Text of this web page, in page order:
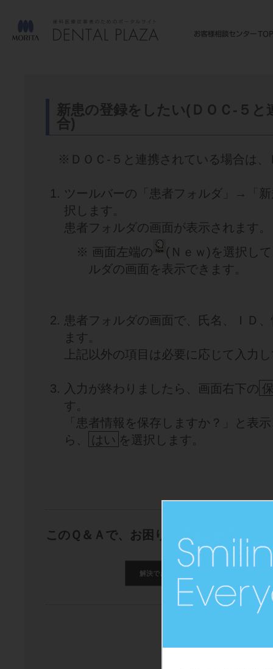
新患の登録をしたい(ＤＯＣ-５
合)
※ＤＯＣ-５と連携されている場合は
ツールバーの「患者フォルダ」→「
択します。
患者フォルダの画面が表示されます。
※ 画面左端の
(Ｎｅｗ)を選択し
ルダの画面を表示できます。
患者フォルダの画面で、氏名、ＩＤ
ます。
上記以外の項目は必要に応じて入力
入力が終わりましたら、画面右下の
す。
「患者情報を保存しますか？」と表
ら、
はい を選択します。
このＱ＆Ａで、お困りごとは解決できま
解決できた